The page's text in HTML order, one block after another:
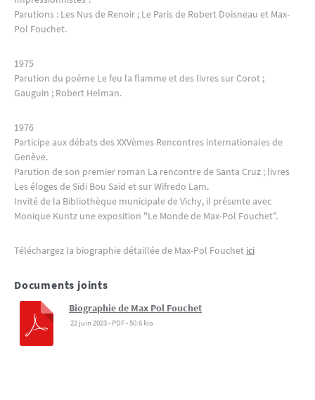
Parutions : Les Nus de Renoir ; Le Paris de Robert Doisneau et Max-
Pol Fouchet.
1975
Parution du poème Le feu la flamme et des livres sur Corot ;
Gauguin ; Robert Helman.
1976
Participe aux débats des XXVèmes Rencontres internationales de
Genève.
Parution de son premier roman La rencontre de Santa Cruz ; livres
Les éloges de Sidi Bou Saïd et sur Wifredo Lam.
Invité de la Bibliothèque municipale de Vichy, il présente avec
Monique Kuntz une exposition "Le Monde de Max-Pol Fouchet".
Téléchargez la biographie détaillée de Max-Pol Fouchet ici
Documents joints
Biographie de Max Pol Fouchet
22 juin 2023- PDF-50.6 kio